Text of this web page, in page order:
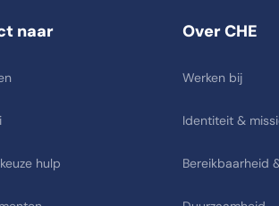
naar
hulp
Over CHE
Werken bij
Identiteit &
Bereikbaarheid